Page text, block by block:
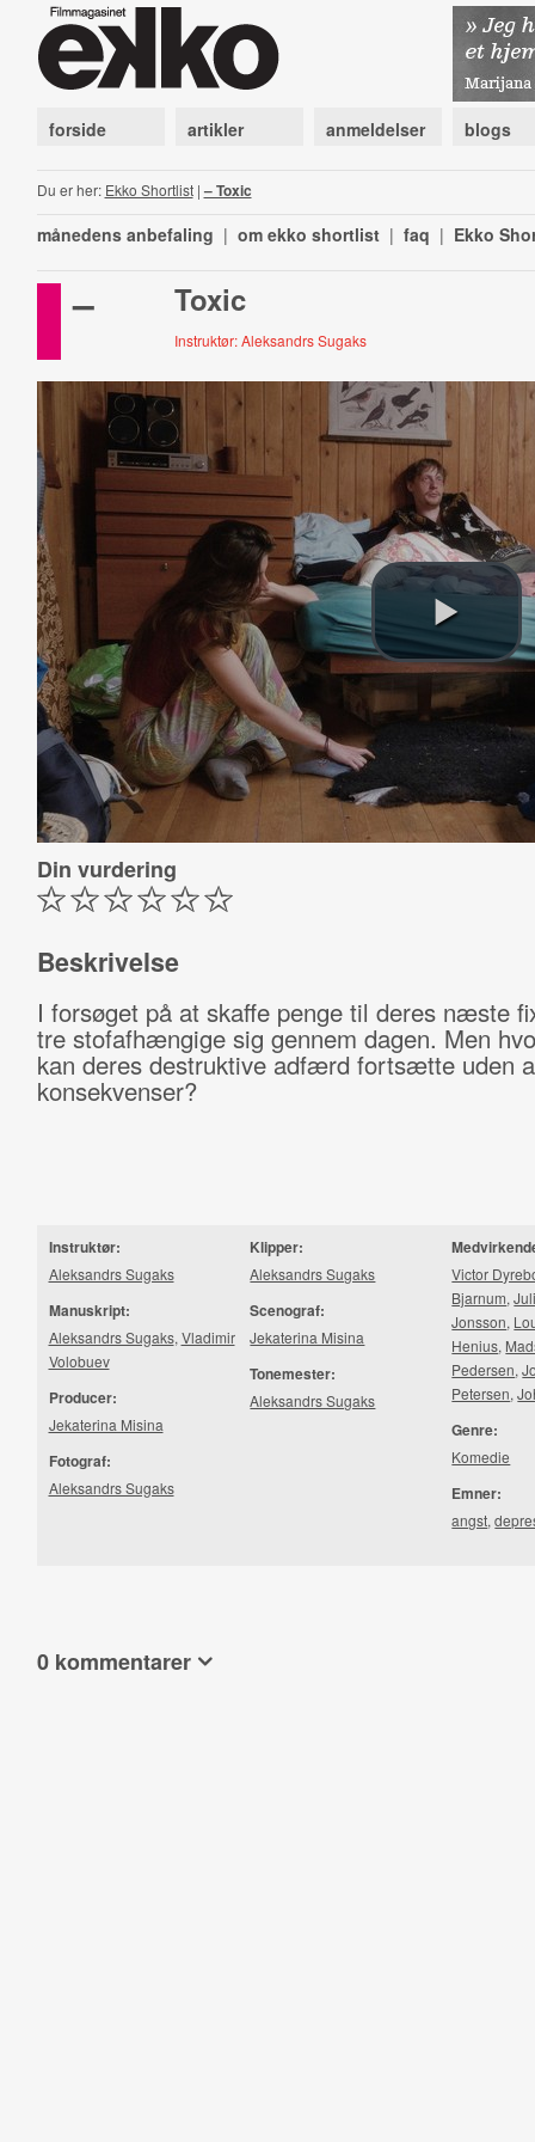
forside artikler anmeldelser blogs
Du er her: Ekko Shortlist| – Toxic
månedens anbefaling | om ekko shortlist | faq | Ekko
– Toxic
Instruktør: Aleksandrs Sugaks
Din vurdering
Beskrivelse
I forsøget på at skaffe penge til deres næste
tre stofafhængige sig gennem dagen. Men
kan deres destruktive adfærd fortsætte uden
konsekvenser?
Instruktør:
Aleksandrs Sugaks
Manuskript:
Aleksandrs Sugaks, Vladimir
Volobuev
Producer:
Jekaterina Misina
Fotograf:
Aleksandrs Sugaks
Klipper:
Aleksandrs Sugaks
Scenograf:
Jekaterina Misina
Tonemester:
Aleksandrs Sugaks
Victor
Bjarnum,
Jonsson,
Henius,
Pedersen,
Petersen,
Genre:
Komedie
Emner:
angst,
0 kommentarer